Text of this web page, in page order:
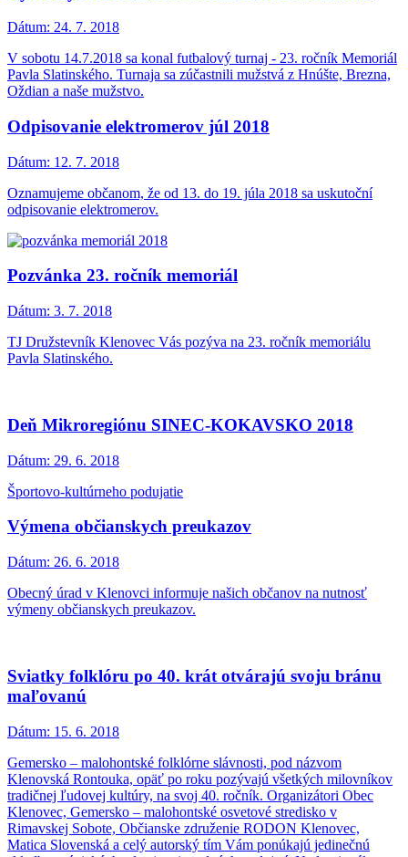
Dátum: 24. 7. 2018
V sobotu 14.7.2018 sa konal futbalový turnaj - 23. ročník Memoriál
Pavla Slatinského. Turnaja sa zúčastnili mužstvá z Hnúšte, Brezna,
Oždian a naše mužstvo.
Odpisovanie elektromerov júl 2018
Dátum: 12. 7. 2018
Oznamujeme občanom, že od 13. do 19. júla 2018 sa uskutoční
odpisovanie elektromerov.
Pozvánka 23. ročník memoriál
Dátum: 3. 7. 2018
TJ Družstevník Klenovec Vás pozýva na 23. ročník memoriálu
Pavla Slatinského.
Deň Mikroregiónu SINEC-KOKAVSKO 2018
Dátum: 29. 6. 2018
Športovo-kultúrneho podujatie
Výmena občianskych preukazov
Dátum: 26. 6. 2018
Obecný úrad v Klenovci informuje našich občanov na nutnosť
výmeny občianskych preukazov.
Sviatky folklóru po 40. krát otvárajú svoju bránu
maľovanú
Dátum: 15. 6. 2018
Gemersko – malohontské folklórne slávnosti, pod názvom
Klenovská Rontouka, opäť po roku pozývajú všetkých milovníkov
tradičnej ľudovej kultúry, na svoj 40. ročník. Organizátori Obec
Klenovec, Gemersko – malohontské osvetové stredisko v
Rimavskej Sobote, Občianske združenie RODON Klenovec,
Matica Slovenská a celý autorský tím Vám ponúkajú jedinečnú